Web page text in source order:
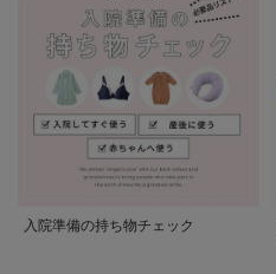
入院準備の持ち物チェック